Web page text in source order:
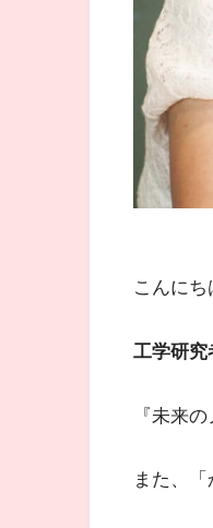
こんにち
工学研究
『未来
また、